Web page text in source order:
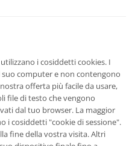
i cosiddetti cookies. I
computer e non contengono
offerta più facile da usare,
file di testo che vengono
dal tuo browser. La maggior
i cosiddetti "cookie di sessione".
fine della vostra visita. Altri